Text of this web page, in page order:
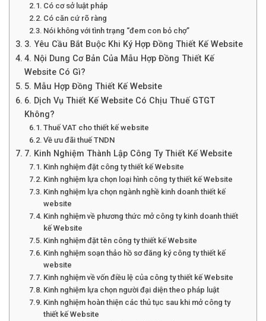
Có cơ sở luật pháp
Có căn cứ rõ ràng
Nói không với tình trạng “đem con bỏ chợ”
3. Yêu Cầu Bắt Buộc Khi Ký Hợp Đồng Thiết Kế Website
4. Nội Dung Cơ Bản Của Mẫu Hợp Đồng Thiết Kế
Website Có Gì?
5. Mẫu Hợp Đồng Thiết Kế Website
6. Dịch Vụ Thiết Kế Website Có Chịu Thuế GTGT
Không?
Thuế VAT cho thiết kế website
Về ưu đãi thuế TNDN
7. Kinh Nghiệm Thành Lập Công Ty Thiết Kế Website
Kinh nghiệm đặt công ty thiết kế Website
Kinh nghiệm lựa chọn loại hình công ty thiết kế Website
Kinh nghiệm lựa chọn ngành nghề kinh doanh thiết kế
website
Kinh nghiệm về phương thức mở công ty kinh doanh thiết
kế Website
Kinh nghiệm đặt tên công ty thiết kế Website
Kinh nghiệm soạn thảo hồ sơ đăng ký công ty thiết kế
website
Kinh nghiệm về vốn điều lệ của công ty thiết kế Website
Kinh nghiệm lựa chọn người đại diện theo pháp luật
Kinh nghiệm hoàn thiện các thủ tục sau khi mở công ty
thiết kế Website